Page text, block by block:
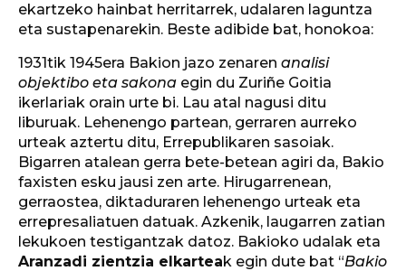
ekartzeko hainbat herritarrek, udalaren laguntza
eta sustapenarekin. Beste adibide bat, honokoa:
1931tik 1945era Bakion jazo zenaren analisi
objektibo eta sakona egin du Zuriñe Goitia
ikerlariak orain urte bi. Lau atal nagusi ditu
liburuak. Lehenengo partean, gerraren aurreko
urteak aztertu ditu, Errepublikaren sasoiak.
Bigarren atalean gerra bete-betean agiri da, Bakio
faxisten esku jausi zen arte. Hirugarrenean,
gerraostea, diktaduraren lehenengo urteak eta
errepresaliatuen datuak. Azkenik, laugarren zatian
lekukoen testigantzak datoz. Bakioko udalak eta
Aranzadi zientzia elkarteak egin dute bat “Bakio